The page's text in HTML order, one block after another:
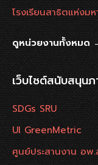
โรงเรียนสาธิตแห่งม
ดูหน่วยงานทั้งหมด
เว็บไซต์สนับสนุน
SDGs SRU
UI GreenMetric
ศูนย์ประสานงาน อพ